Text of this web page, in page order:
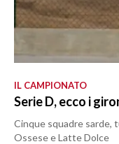
IL CAMPIONATO
Serie D, ecco i
Cinque squadre sarde,
Ossese e Latte Dolce